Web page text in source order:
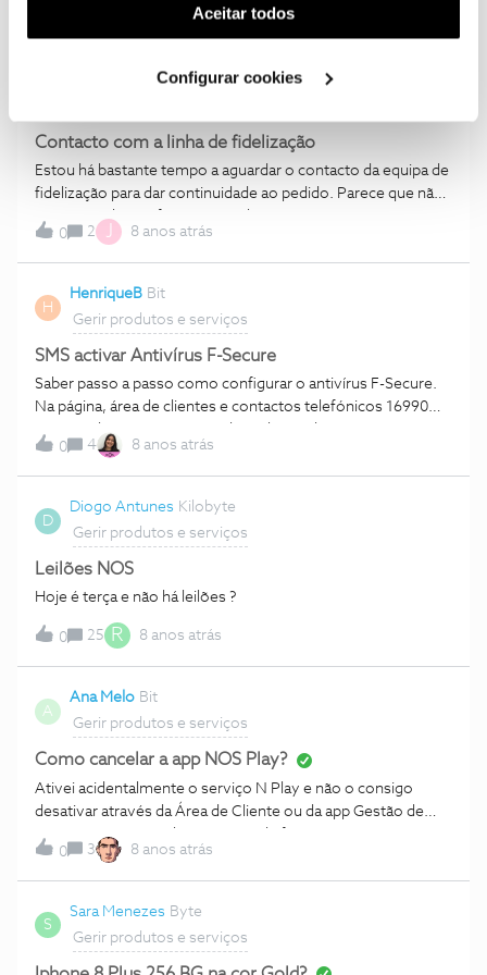
(cookies de publicidade personalizada). Pode gerir a
utilização dos cookies clicando em "Configurar
Aceitar todos
Configurar cookies
8 anos atrás
Joaquim Santos Silva Kilobyte
Contacto com a linha de fidelização
Estou há bastante tempo a aguardar o contacto da equipa de
fidelização para dar continuidade ao pedido. Parece que não
têm vontade que fique como cliente. Caso não seja
contactado ainda hoje irei deslocar-me a uma loja e entregar
a denuncia de contrato datado de hoje. Contacto .
9XXXXXXXXX
0 2 J 8 anos atrás
H
HenriqueB Bit
Gerir produtos e serviços
SMS activar Antivírus F-Secure
Saber passo a passo como configurar o antivírus F-Secure.
Na página, área de clientes e contactos telefónicos 16990
não são directos menos ainda esclarecedores, mesmo
quando falas com quem supostamente...
0 4 8 anos atrás
D
Diogo Antunes Kilobyte
Gerir produtos e serviços
Leilões NOS
Hoje é terça e não há leilões ?
0 25 R 8 anos atrás
A
Ana Melo Bit
Gerir produtos e serviços
Como cancelar a app NOS Play?
Ativei acidentalmente o serviço N Play e não o consigo
desativar através da Área de Cliente ou da app Gestão de
Conta. Como cancelar o serviço de forma a não pagar os
7,5€ que excedem o plafond?
0 3 8 anos atrás
S
Sara Menezes Byte
Gerir produtos e serviços